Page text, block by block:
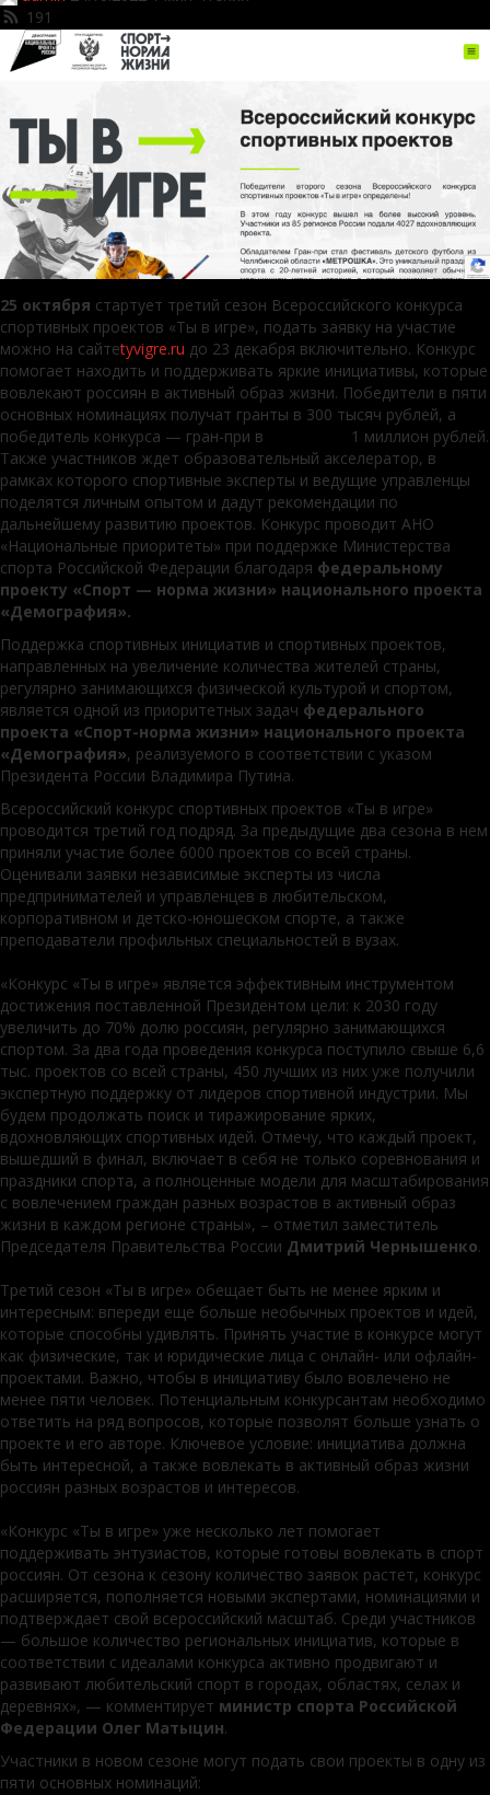
191
25 октября стартует третий сезон Всероссийского конкурса
спортивных проектов «Ты в игре», подать заявку на участие
можно на сайтеtyvigre.ru до 23 декабря включительно. Конкурс
помогает находить и поддерживать яркие инициативы, которые
вовлекают россиян в активный образ жизни. Победители в пяти
основных номинациях получат гранты в 300 тысяч рублей, а
победитель конкурса — гран-при в 1 миллион рублей.
Также участников ждет образовательный акселератор, в
рамках которого спортивные эксперты и ведущие управленцы
поделятся личным опытом и дадут рекомендации по
дальнейшему развитию проектов. Конкурс проводит АНО
«Национальные приоритеты» при поддержке Министерства
спорта Российской Федерации благодаря федеральному
проекту «Спорт — норма жизни» национального проекта
«Демография».
Поддержка спортивных инициатив и спортивных проектов,
направленных на увеличение количества жителей страны,
регулярно занимающихся физической культурой и спортом,
является одной из приоритетных задач федерального
проекта «Спорт-норма жизни» национального проекта
«Демография», реализуемого в соответствии с указом
Президента России Владимира Путина.
Всероссийский конкурс спортивных проектов «Ты в игре»
проводится третий год подряд. За предыдущие два сезона в нем
приняли участие более 6000 проектов со всей страны.
Оценивали заявки независимые эксперты из числа
предпринимателей и управленцев в любительском,
корпоративном и детско-юношеском спорте, а также
преподаватели профильных специальностей в вузах.
«Конкурс «Ты в игре» является эффективным инструментом
достижения поставленной Президентом цели: к 2030 году
увеличить до 70% долю россиян, регулярно занимающихся
спортом. За два года проведения конкурса поступило свыше 6,6
тыс. проектов со всей страны, 450 лучших из них уже получили
экспертную поддержку от лидеров спортивной индустрии. Мы
будем продолжать поиск и тиражирование ярких,
вдохновляющих спортивных идей. Отмечу, что каждый проект,
вышедший в финал, включает в себя не только соревнования и
праздники спорта, а полноценные модели для масштабирования
с вовлечением граждан разных возрастов в активный образ
жизни в каждом регионе страны», – отметил заместитель
Председателя Правительства России Дмитрий Чернышенко.
Третий сезон «Ты в игре» обещает быть не менее ярким и
интересным: впереди еще больше необычных проектов и идей,
которые способны удивлять. Принять участие в конкурсе могут
как физические, так и юридические лица с онлайн- или офлайн-
проектами. Важно, чтобы в инициативу было вовлечено не
менее пяти человек. Потенциальным конкурсантам необходимо
ответить на ряд вопросов, которые позволят больше узнать о
проекте и его авторе. Ключевое условие: инициатива должна
быть интересной, а также вовлекать в активный образ жизни
россиян разных возрастов и интересов.
«Конкурс «Ты в игре» уже несколько лет помогает
поддерживать энтузиастов, которые готовы вовлекать в спорт
россиян. От сезона к сезону количество заявок растет, конкурс
расширяется, пополняется новыми экспертами, номинациями и
подтверждает свой всероссийский масштаб. Среди участников
— большое количество региональных инициатив, которые в
соответствии с идеалами конкурса активно продвигают и
развивают любительский спорт в городах, областях, селах и
деревнях», — комментирует министр спорта Российской
Федерации Олег Матыцин.
Участники в новом сезоне могут подать свои проекты в одну из
пяти основных номинаций: